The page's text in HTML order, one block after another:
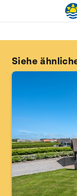
Siehe